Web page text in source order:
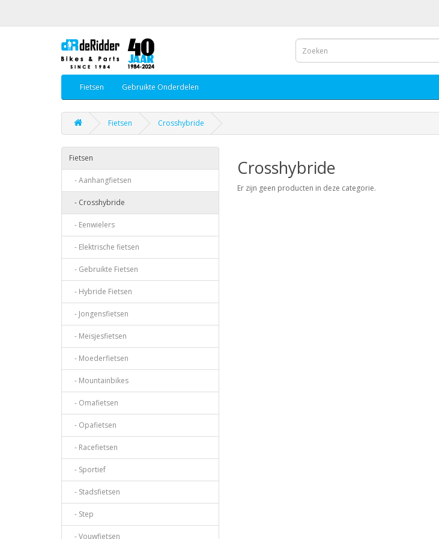
Fietsen Gebruikte Onderdelen
Fietsen Crosshybride
Fietsen
- Aanhangfietsen
- Crosshybride
- Eenwielers
- Elektrische fietsen
- Gebruikte Fietsen
- Hybride Fietsen
- Jongensfietsen
- Meisjesfietsen
- Moederfietsen
- Mountainbikes
- Omafietsen
- Opafietsen
- Racefietsen
- Sportief
- Stadsfietsen
- Step
- Vouwfietsen
Crosshybride
Er zijn geen producten in deze categorie.